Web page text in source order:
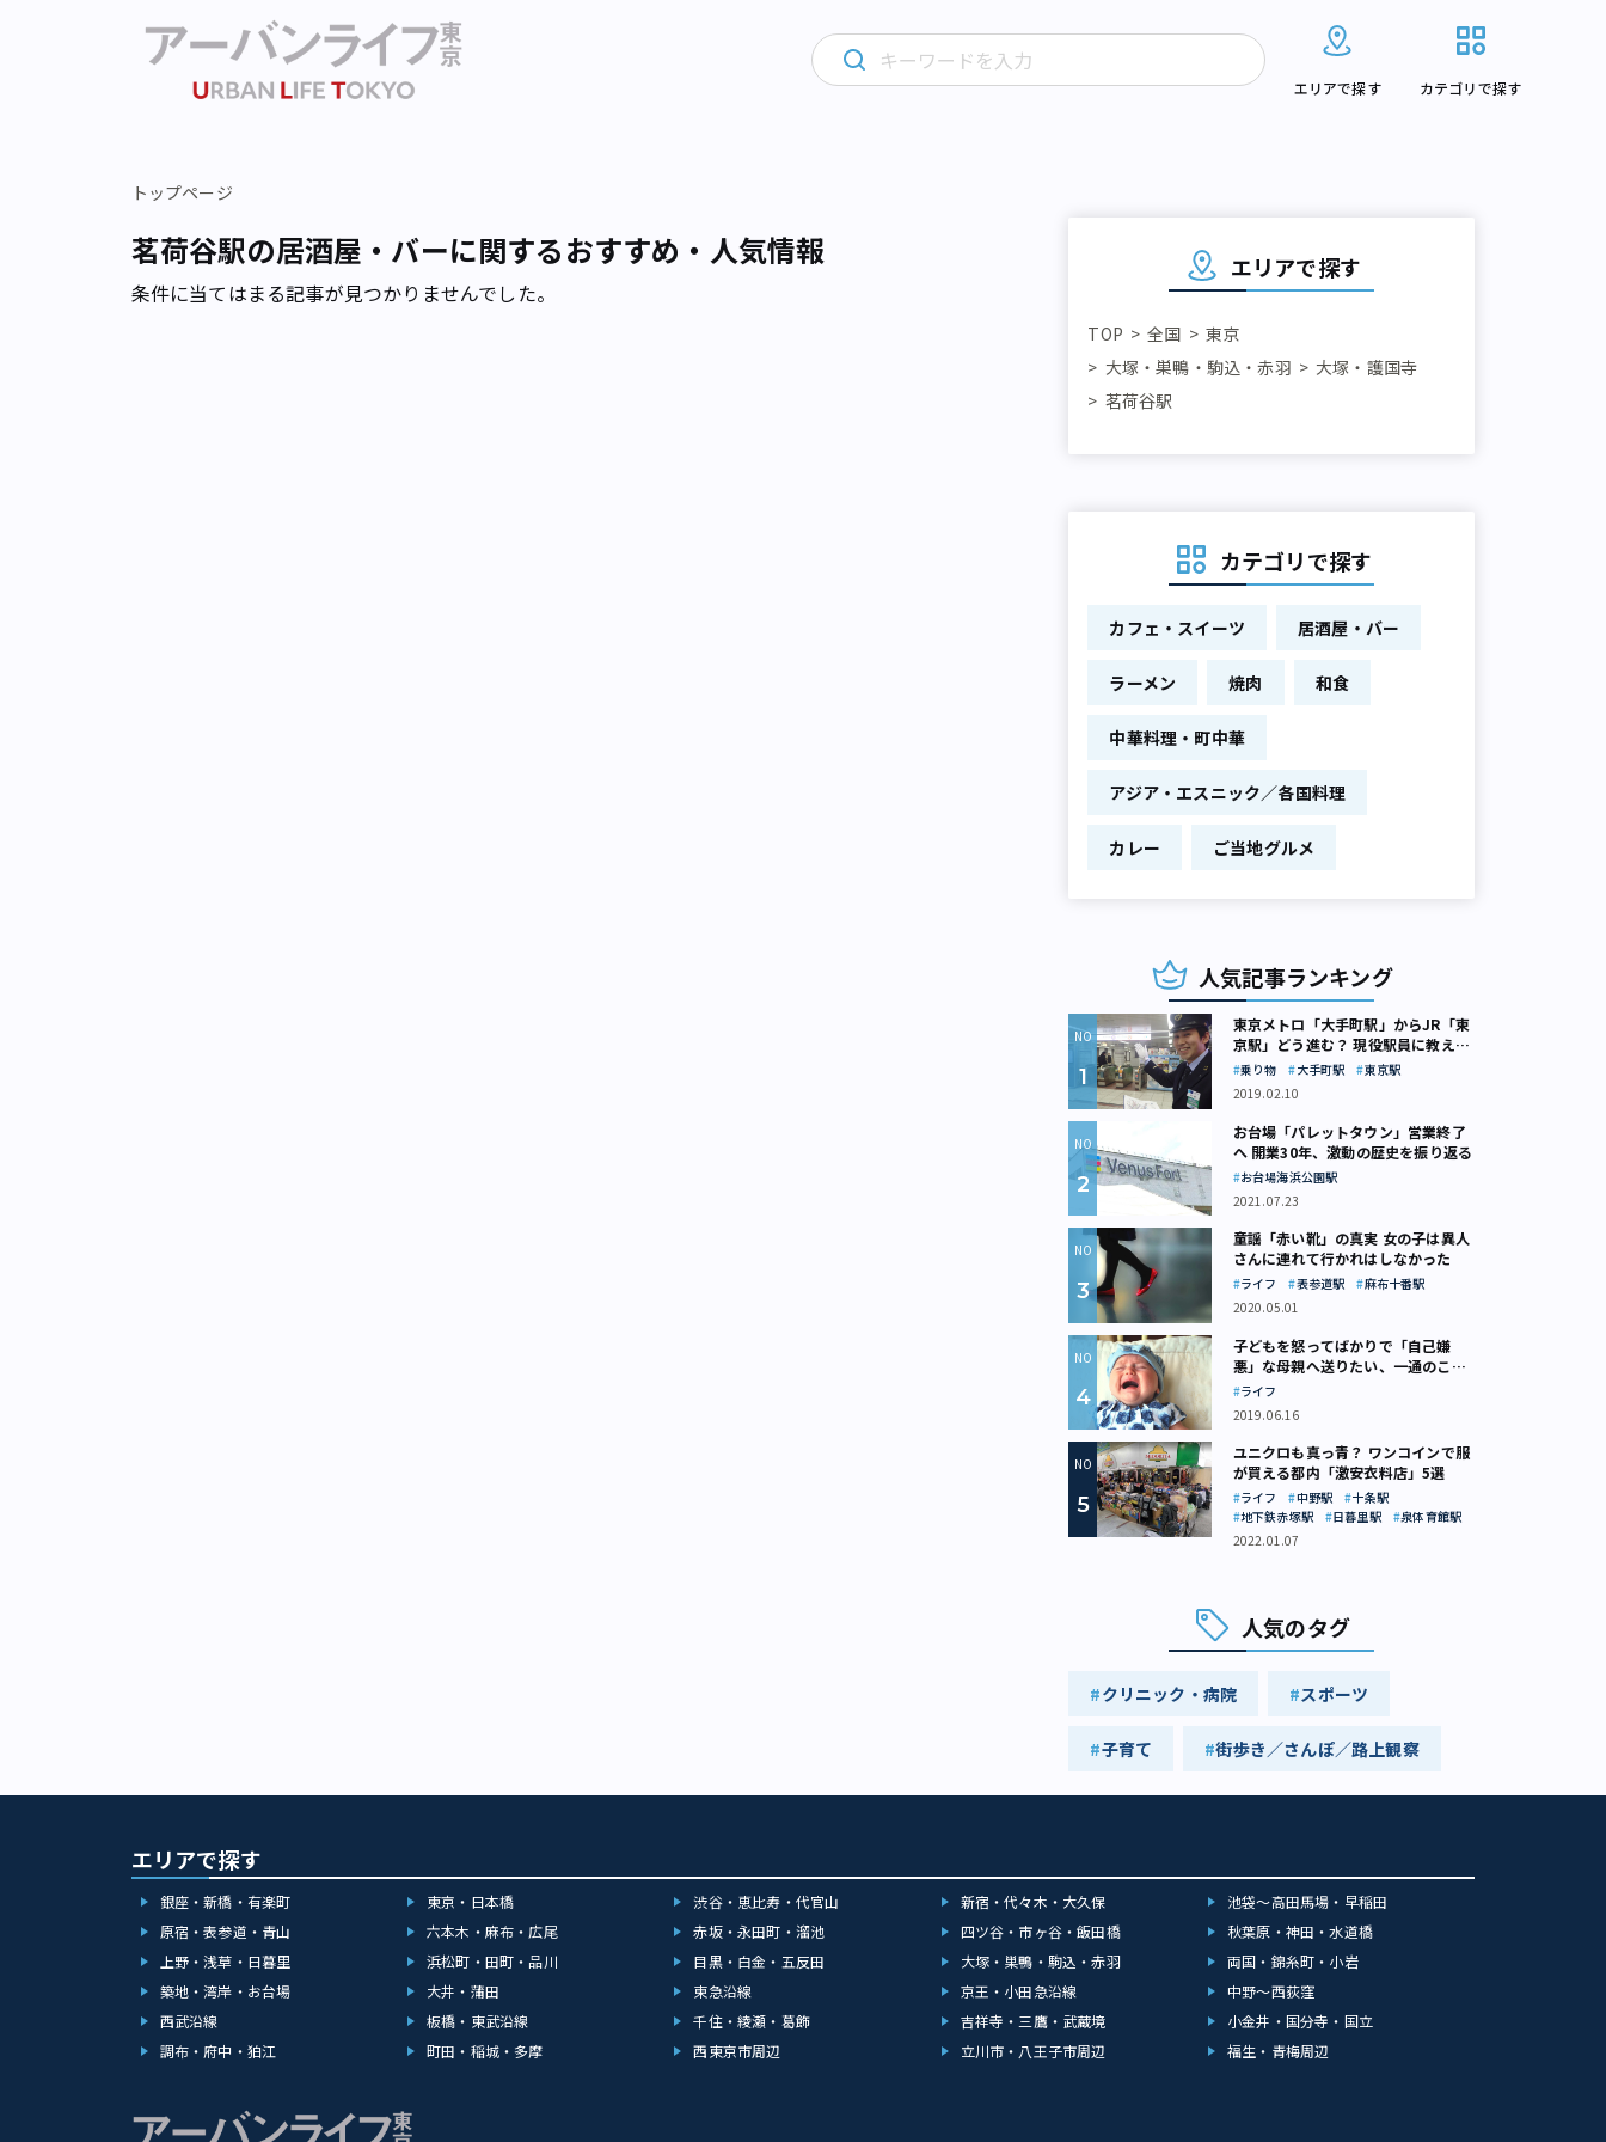
エリアで探す カテゴリで探す
トップページ
茗荷谷駅の居酒屋・バーに関するおすすめ・人気情報
条件に当てはまる記事が見つかりませんでした。
エリアで探す
TOP 全国
東京
大塚・巣鴨・駒込・赤羽
大塚・護国寺
茗荷谷駅
カテゴリで探す
カフェ・スイーツ 居酒屋・バー
ラーメン 焼肉 和食
中華料理・町中華
アジア・エスニック／各国料理
カレー ご当地グルメ
人気記事ランキング
東京メトロ「大手町駅」からJR「東
京駅」どう進む？ 現役駅員に教えて
もらいました
乗り物 大手町駅
東京駅
2019.02.10
お台場「パレットタウン」営業終了
へ 開業30年、激動の歴史を振り返る
お台場海浜公園駅
2021.07.23
童謡「赤い靴」の真実 女の子は異人
さんに連れて行かれはしなかった
ライフ 表参道駅
麻布十番駅
2020.05.01
子どもを怒ってばかりで「自己嫌
悪」な母親へ送りたい、一通のここ
ろの処方箋
ライフ
2019.06.16
ユニクロも真っ青？ ワンコインで服
が買える都内「激安衣料店」5選
ライフ 中野駅
十条駅
地下鉄赤塚駅
日暮里駅
泉体育館駅
2022.01.07
人気のタグ
クリニック・病院 スポーツ
子育て 街歩き／さんぽ／路上観察
エリアで探す
銀座・新橋・有楽町 東京・日本橋 渋谷・恵比寿・代官山 新宿・代々木・大久保
池袋～高田馬場・早稲田
原宿・表参道・青山
六本木・麻布・広尾 赤坂・永田町・溜池 四ツ谷・市ヶ谷・飯田橋
秋葉原・神田・水道橋
上野・浅草・日暮里
浜松町・田町・品川 目黒・白金・五反田 大塚・巣鴨・駒込・赤羽
両国・錦糸町・小岩
築地・湾岸・お台場
大井・蒲田 東急沿線 京王・小田急沿線
中野～西荻窪
西武沿線
板橋・東武沿線 千住・綾瀬・葛飾 吉祥寺・三鷹・武蔵境
小金井・国分寺・国立
調布・府中・狛江
町田・稲城・多摩 西東京市周辺 立川市・八王子市周辺 福生・青梅周辺